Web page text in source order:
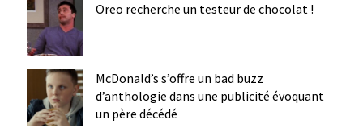
Oreo recherche un testeur de chocolat !
McDonald’s s’offre un bad buzz
d’anthologie dans une publicité évoquant
un père décédé